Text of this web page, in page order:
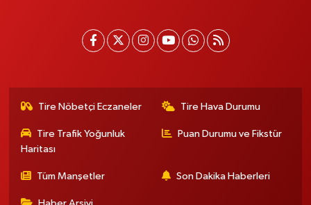
Tire Nöbetçi Eczaneler Tire Hava Durumu
Tire Trafik Yoğunluk
Haritası
Puan Durumu ve Fikstür
Tüm Manşetler Son Dakika Haberleri